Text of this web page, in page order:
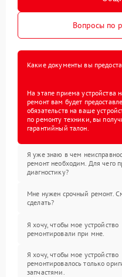
Вопросы по
Какие документы вы
На этапе приема устройства
ремонт вам будет
обязательств на ваше
по ремонту техники, вы
гарантийный талон.
Я уже знаю в чем
ремонт необходим. Для чего
диагностику?
Мне нужен срочный ремонт.
сделать?
Я хочу, чтобы мое устройство
ремонтировали при мне.
Я хочу, чтобы мое устройство
ремонтировалось только
запчастями.